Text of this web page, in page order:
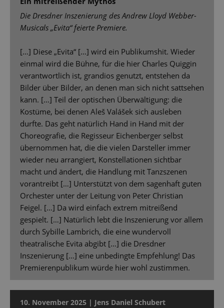
Die Dresdner Inszenierung des Andrew Lloyd Webber-
Musicals „Evita“ feierte Premiere.
[…] Diese „Evita“ […] wird ein Publikumshit. Wieder
einmal wird die Bühne, für die hier Charles Quiggin
verantwortlich ist, grandios genutzt, entstehen da
Bilder über Bilder, an denen man sich nicht sattsehen
kann. […] Teil der optischen Überwältigung: die
Kostüme, bei denen Aleš Valášek sich ausleben
durfte. Das geht natürlich Hand in Hand mit der
Choreografie, die Regisseur Eichenberger selbst
übernommen hat, die die vielen Darsteller immer
wieder neu arrangiert, Konstellationen sichtbar
macht und ändert, die Handlung mit Tanzszenen
vorantreibt […] Unterstützt von dem sagenhaft guten
Orchester unter der Leitung von Peter Christian
Feigel. […] Da wird einfach extrem mitreißend
gespielt. […] Natürlich lebt die Inszenierung vor allem
durch Sybille Lambrich, die eine wundervoll
theatralische Evita abgibt […] die Dresdner
Inszenierung […] eine unbedingte Empfehlung! Das
Premierenpublikum würde hier wohl zustimmen.
10. November 2025 | Jens Daniel Schubert